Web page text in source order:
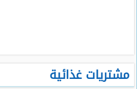
تصفح
الوظائف
مشتريات غذائية